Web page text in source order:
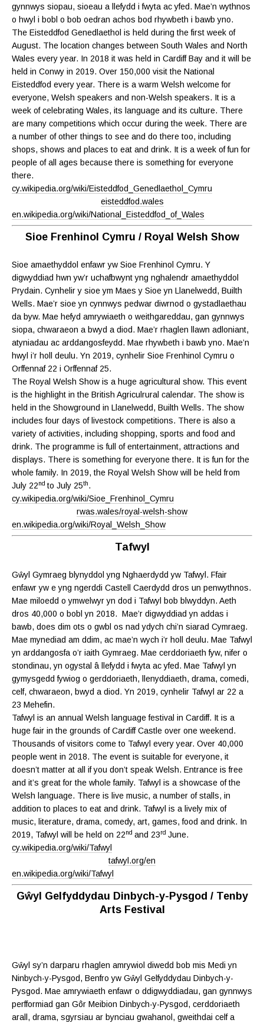
gynnwys siopau, sioeau a llefydd i fwyta ac yfed. Mae’n wythnos
o hwyl i bobl o bob oedran achos bod rhywbeth i bawb yno.
The Eisteddfod Genedlaethol is held during the first week of
August. The location changes between South Wales and North
Wales every year. In 2018 it was held in Cardiff Bay and it will be
held in Conwy in 2019. Over 150,000 visit the National
Eisteddfod every year. There is a warm Welsh welcome for
everyone, Welsh speakers and non-Welsh speakers. It is a
week of celebrating Wales, its language and its culture. There
are many competitions which occur during the week. There are
a number of other things to see and do there too, including
shops, shows and places to eat and drink. It is a week of fun for
people of all ages because there is something for everyone
there.
cy.wikipedia.org/wiki/Eisteddfod_Genedlaethol_Cymru
eisteddfod.wales
en.wikipedia.org/wiki/National_Eisteddfod_of_Wales
Sioe Frenhinol Cymru / Royal Welsh Show
Sioe amaethyddol enfawr yw Sioe Frenhinol Cymru. Y
digwyddiad hwn yw’r uchafbwynt yng nghalendr amaethyddol
Prydain. Cynhelir y sioe ym Maes y Sioe yn Llanelwedd, Builth
Wells. Mae’r sioe yn cynnwys pedwar diwrnod o gystadlaethau
da byw. Mae hefyd amrywiaeth o weithgareddau, gan gynnwys
siopa, chwaraeon a bwyd a diod. Mae’r rhaglen llawn adloniant,
atyniadau ac arddangosfeydd. Mae rhywbeth i bawb yno. Mae’n
hwyl i’r holl deulu. Yn 2019, cynhelir Sioe Frenhinol Cymru o
Orffennaf 22 i Orffennaf 25.
The Royal Welsh Show is a huge agricultural show. This event
is the highlight in the British Agriculrural calendar. The show is
held in the Showground in Llanelwedd, Builth Wells. The show
includes four days of livestock competitions. There is also a
variety of activities, including shopping, sports and food and
drink. The programme is full of entertainment, attractions and
displays. There is something for everyone there. It is fun for the
whole family. In 2019, the Royal Welsh Show will be held from
July 22nd to July 25th.
cy.wikipedia.org/wiki/Sioe_Frenhinol_Cymru
rwas.wales/royal-welsh-show
en.wikipedia.org/wiki/Royal_Welsh_Show
Tafwyl
Gŵyl Gymraeg blynyddol yng Nghaerdydd yw Tafwyl. Ffair
enfawr yw e yng ngerddi Castell Caerdydd dros un penwythnos.
Mae miloedd o ymwelwyr yn dod i Tafwyl bob blwyddyn. Aeth
dros 40,000 o bobl yn 2018. Mae’r digwyddiad yn addas i
bawb, does dim ots o gwbl os nad ydych chi’n siarad Cymraeg.
Mae mynediad am ddim, ac mae’n wych i’r holl deulu. Mae Tafwyl
yn arddangosfa o’r iaith Gymraeg. Mae cerddoriaeth fyw, nifer o
stondinau, yn ogystal â llefydd i fwyta ac yfed. Mae Tafwyl yn
gymysgedd fywiog o gerddoriaeth, llenyddiaeth, drama, comedi,
celf, chwaraeon, bwyd a diod. Yn 2019, cynhelir Tafwyl ar 22 a
23 Mehefin.
Tafwyl is an annual Welsh language festival in Cardiff. It is a
huge fair in the grounds of Cardiff Castle over one weekend.
Thousands of visitors come to Tafwyl every year. Over 40,000
people went in 2018. The event is suitable for everyone, it
doesn’t matter at all if you don’t speak Welsh. Entrance is free
and it’s great for the whole family. Tafwyl is a showcase of the
Welsh language. There is live music, a number of stalls, in
addition to places to eat and drink. Tafwyl is a lively mix of
music, literature, drama, comedy, art, games, food and drink. In
2019, Tafwyl will be held on 22nd and 23rd June.
cy.wikipedia.org/wiki/Tafwyl
tafwyl.org/en
en.wikipedia.org/wiki/Tafwyl
Gŵyl Gelfyddydau Dinbych-y-Pysgod / Tenby
Arts Festival
Gŵyl sy’n darparu rhaglen amrywiol diwedd bob mis Medi yn
Ninbych-y-Pysgod, Benfro yw Gŵyl Gelfyddydau Dinbych-y-
Pysgod. Mae amrywiaeth enfawr o ddigwyddiadau, gan gynnwys
perfformiad gan Gôr Meibion Dinbych-y-Pysgod, cerddoriaeth
arall, drama, sgyrsiau ar bynciau gwahanol, gweithdai celf a